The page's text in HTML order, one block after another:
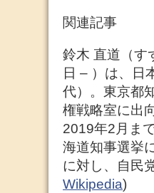
関連記事
鈴木 直道（す
日 – ）は、日
代）。東京都
権戦略室に出
2019年2月ま
海道知事選挙
に対し、自民
Wikipedia)